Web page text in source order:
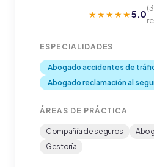
★★★★★5.0(3
ESPECIALIDADES
Abogado accidentes de
Abogado reclamación al
ÁREAS DE PRÁCTICA
Compañía de seguros
Gestoría